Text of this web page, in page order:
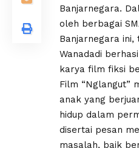
Banjarnegara.
oleh berbagai
Banjarnegara ini,
Wanadadi
karya film fiksi
‎Film “Nglangut”
anak yang
hidup dalam
disertai pesan
masalah, baik